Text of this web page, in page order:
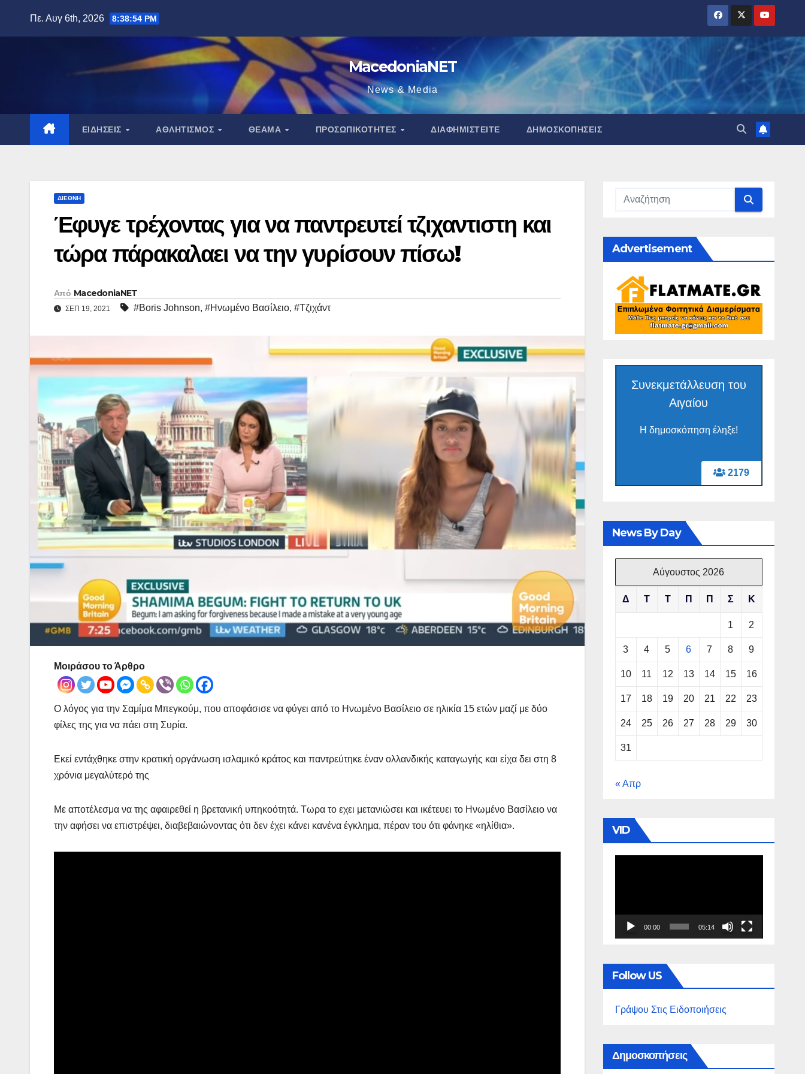
Πε. Αυγ 6th, 2026 8:38:56 PM
MacedoniaNET
News & Media
ΕΙΔΉΣΕΙΣ ΑΘΛΗΤΙΣΜΌΣ ΘΈΑΜΑ ΠΡΟΣΩΠΙΚΌΤΗΤΕΣ ΔΙΑΦΗΜΙΣΤΕΊΤΕ ΔΗΜΟΣΚΟΠΉΣΕΙΣ
ΔΙΕΘΝΉ
Έφυγε τρέχοντας για να παντρευτεί τζιχαντιστη και
τώρα πάρακαλαει να την γυρίσουν πίσω!
Από MacedoniaNET
ΣΕΠ 19, 2021 #Boris Johnson, #Ηνωμένο Βασίλειο, #Τζιχάντ
Μοιράσου το Άρθρο
Ο λόγος για την Σαμίμα Μπεγκούμ, που αποφάσισε να φύγει από το Ηνωμένο Βασίλειο σε ηλικία 15 ετών μαζί με δύο
φίλες της για να πάει στη Συρία.
Εκεί εντάχθηκε στην κρατική οργάνωση ισλαμικό κράτος και παντρεύτηκε έναν ολλανδικής καταγωγής και είχα δει στη 8
χρόνια μεγαλύτερό της
Με αποτέλεσμα να της αφαιρεθεί η βρετανική υπηκοότητά. Τωρα το εχει μετανιώσει και ικέτευει το Ηνωμένο Βασίλειο να
την αφήσει να επιστρέψει, διαβεβαιώνοντας ότι δεν έχει κάνει κανένα έγκλημα, πέραν του ότι φάνηκε «ηλίθια».
Advertisement
2179
Συνεκμετάλλευση του
Αιγαίου
Η δημοσκόπηση έληξε!
News By Day
Αύγουστος 2026
Δ Τ Τ Π Π Σ Κ
1 2
3 4 5 6 7 8 9
10 11 12 13 14 15 16
17 18 19 20 21 22 23
24 25 26 27 28 29 30
31
« Απρ
VID
00:00 05:14
Follow US
Γράψου Στις Ειδοποιήσεις
Δημοσκοπήσεις